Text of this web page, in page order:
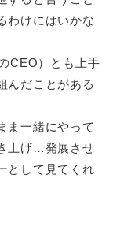
わけにはいかな
CEO）とも上手
んだことがある
ま一緒にやって
上げ…発展させ
として見てくれ